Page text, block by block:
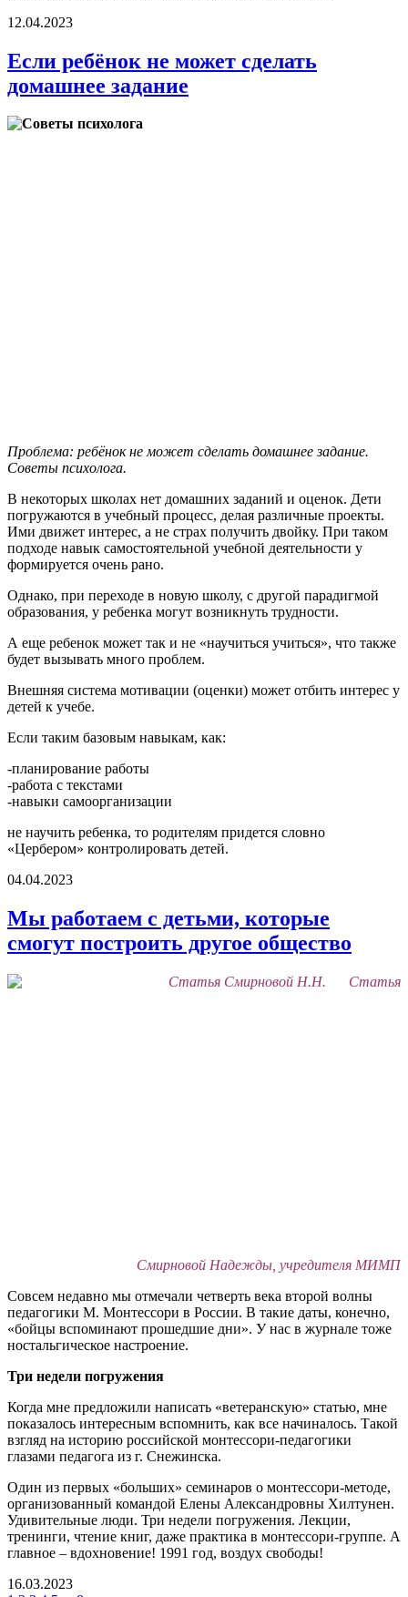
12.04.2023
Если ребёнок не может сделать
домашнее задание
Проблема: ребёнок не может сделать домашнее задание.
Советы психолога.
В некоторых школах нет домашних заданий и оценок. Дети
погружаются в учебный процесс, делая различные проекты.
Ими движет интерес, а не страх получить двойку. При таком
подходе навык самостоятельной учебной деятельности у
формируется очень рано.
Однако, при переходе в новую школу, с другой парадигмой
образования, у ребенка могут возникнуть трудности.
А еще ребенок может так и не «научиться учиться», что также
будет вызывать много проблем.
Внешняя система мотивации (оценки) может отбить интерес у
детей к учебе.
Если таким базовым навыкам, как:
-планирование работы
-работа с текстами
-навыки самоорганизации
не научить ребенка, то родителям придется словно
«Цербером» контролировать детей.
04.04.2023
Мы работаем с детьми, которые
смогут построить другое общество
Статья
Смирновой Надежды, учредителя МИМП
Совсем недавно мы отмечали четверть века второй волны
педагогики М. Монтессори в России. В такие даты, конечно,
«бойцы вспоминают прошедшие дни». У нас в журнале тоже
ностальгическое настроение.
Три недели погружения
Когда мне предложили написать «ветеранскую» статью, мне
показалось интересным вспомнить, как все начиналось. Такой
взгляд на историю российской монтессори-педагогики
глазами педагога из г. Снежинска.
Один из первых «больших» семинаров о монтессори-методе,
организованный командой Елены Александровны Хилтунен.
Удивительные люди. Три недели погружения. Лекции,
тренинги, чтение книг, даже практика в монтессори-группе. А
главное – вдохновение! 1991 год, воздух свободы!
16.03.2023